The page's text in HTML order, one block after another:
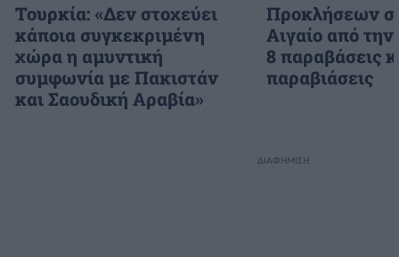
Τουρκία: «Δεν στοχεύει
κάποια συγκεκριμένη
χώρα η αμυντική
συμφωνία με Πακιστάν
και Σαουδική Αραβία»
Προκλήσεων
Αιγαίο από
8 παραβάσεις
παραβιάσεις
ΔΙΑΦΗΜΙΣΗ